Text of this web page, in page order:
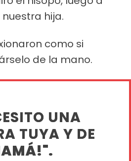
nuestra hija.
como si
de la mano.
UNA
TUYA Y DE